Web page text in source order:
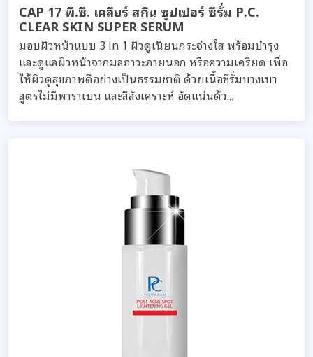
CAP 17 พี.ซี. เคลียร์ สกิน ซุปเปอร์ ซีรั่ม P.C.
CLEAR SKIN SUPER SERUM
มอบผิวหน้าแบบ 3 in 1 ผิวดูเนียนกระจ่างใส พร้อมบำรุง
และดูแลผิวหน้าจากมลภาวะภายนอก หรือความเครียด เพื่อ
ให้ผิวดูสุขภาพดีอย่างเป็นธรรมชาติ ด้วยเนื้อซีรั่มบางเบา
สูตรไม่มีพาราเบน และสีสังเคราะห์ อัดแน่นด้ว...